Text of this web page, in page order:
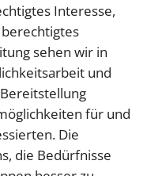
Interesse,
berechtigtes
sehen wir in
und
für und
Die
die Bedürfnisse